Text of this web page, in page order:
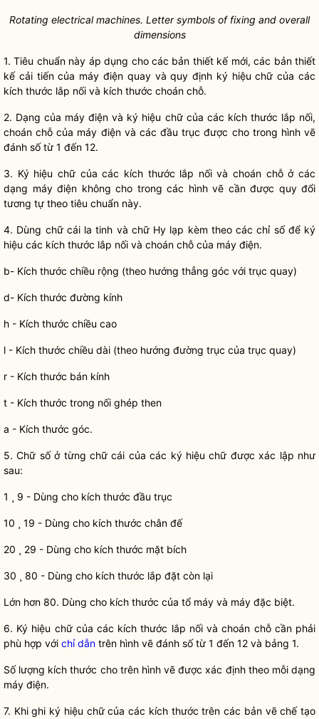
Rotating electrical machines. Letter symbols of fixing and overall
dimensions
1. Tiêu chuẩn này áp dụng cho các bản thiết kế mới, các bản thiết
kế cải tiến của máy điện quay và quy định ký hiệu chữ của các
kích thước lắp nối và kích thước choán chỗ.
2. Dạng của máy điện và ký hiệu chữ của các kích thước lắp nối,
choán chỗ của máy điện và các đầu trục được cho trong hình vẽ
đánh số từ 1 đến 12.
3. Ký hiệu chữ của các kích thước lắp nối và choán chỗ ở các
dạng máy điện không cho trong các hình vẽ cần được quy đổi
tương tự theo tiêu chuẩn này.
4. Dùng chữ cái la tinh và chữ Hy lạp kèm theo các chỉ số để ký
hiệu các kích thước lắp nối và choán chỗ của máy điện.
b- Kích thước chiều rộng (theo hướng thẳng góc với trục quay)
d- Kích thước đường kính
h - Kích thước chiều cao
l - Kích thước chiều dài (theo hướng đường trục của trục quay)
r - Kích thước bán kính
t - Kích thước trong nối ghép then
a - Kích thước góc.
5. Chữ số ở từng chữ cái của các ký hiệu chữ được xác lập như
sau:
1 ¸ 9 - Dùng cho kích thước đầu trục
10 ¸ 19 - Dùng cho kích thước chân đế
20 ¸ 29 - Dùng cho kích thước mặt bích
30 ¸ 80 - Dùng cho kích thước lắp đặt còn lại
Lớn hơn 80. Dùng cho kích thước của tổ máy và máy đặc biệt.
6. Ký hiệu chữ của các kích thước lắp nối và choán chỗ cần phải
phù hợp với chỉ dẫn trên hình vẽ đánh số từ 1 đến 12 và bảng 1.
Số lượng kích thước cho trên hình vẽ được xác định theo mỗi dạng
máy điện.
7. Khi ghi ký hiệu chữ của các kích thước trên các bản vẽ chế tạo